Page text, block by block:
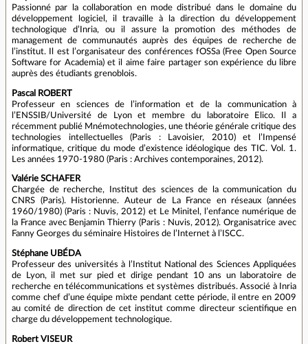
Passionné par la collaboration en mode distribué dans le domaine du
développement logiciel, il travaille à la direction du développement
technologique d’Inria, ou il assure la promotion des méthodes de
management de communautés auprès des équipes de recherche de
l’institut. Il est l’organisateur des conférences fOSSa (Free Open Source
Software for Academia) et il aime faire partager son expérience du libre
auprès des étudiants grenoblois.
Pascal ROBERT
Professeur en sciences de l’information et de la communication à
l’ENSSIB/Université de Lyon et membre du laboratoire Elico. Il a
récemment publié Mnémotechnologies, une théorie générale critique des
technologies intellectuelles (Paris : Lavoisier, 2010) et l’Impensé
informatique, critique du mode d’existence idéologique des TIC. Vol. 1.
Les années 1970-1980 (Paris : Archives contemporaines, 2012).
Valérie SCHAFER
Chargée de recherche, Institut des sciences de la communication du
CNRS (Paris). Historienne. Auteur de La France en réseaux (années
1960/1980) (Paris : Nuvis, 2012) et Le Minitel, l’enfance numérique de
la France avec Benjamin Thierry (Paris : Nuvis, 2012). Organisatrice avec
Fanny Georges du séminaire Histoires de l’Internet à l’ISCC.
Stéphane UBÉDA
Professeur des universités à l’Institut National des Sciences Appliquées
de Lyon, il met sur pied et dirige pendant 10 ans un laboratoire de
recherche en télécommunications et systèmes distribués. Associé à Inria
comme chef d’une équipe mixte pendant cette période, il entre en 2009
au comité de direction de cet institut comme directeur scientifique en
charge du développement technologique.
Robert VISEUR